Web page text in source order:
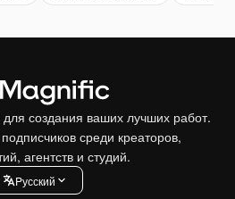
создания ваших лучших работ.
среди креаторов,
агентств и студий.
Pусский